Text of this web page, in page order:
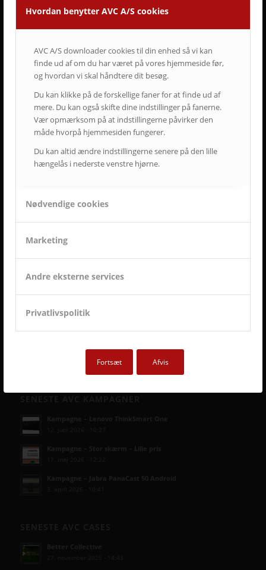
Hvordan benytter AVC A/S cookies
AVC A/S downloader cookies til din enhed så vi kan
finde ud af om du har været på vores hjemmeside før,
og hvordan vi skal håndtere dit besøg.
Du kan klikke på de forskellige faner for at finde ud af
mere. Du kan også skifte dine indstillinger på fanerne.
Vær opmærksom på at indstillingerne påvirker den
måde hvorpå hjemmesiden fungerer.
Du kan altid ændre indstillingerne senere på den lille
hængelås i nederste venstre hjørne.
Nødvendige cookies
Marketing
Andre eksterne services
Privatlivspolitik
Fortsæt Afvis
• Vi er udviklings- og kvalitetsorienterede.
• Vi er vedholdende og følger altid opgaven helt til dørs.
• Vi er ansvarsbevidste og følger op på løsningen.
• Vi tilbyder dig Danmarks bedste service & support.
• Vi er landsdækkende.
• Vi har mere end 50-års erfaring inden for AV-branchen.
• Vi skaber langsigtede løsninger.
• Vi ved at tilfredse kunder giver langvarige samarbejder.
ET LILLE UDSNIT AF SUCCESFULDE LØSNINGER
OG TILFREDSE AVC KUNDER